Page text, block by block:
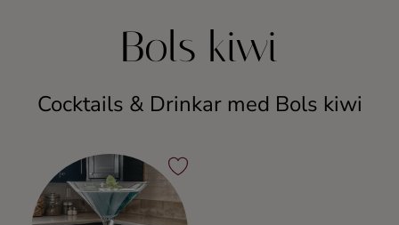
Alkoholfritt
Champagne
Cocktails
Gin
Bols kiwi
Cocktails & Drinkar med Bols kiwi